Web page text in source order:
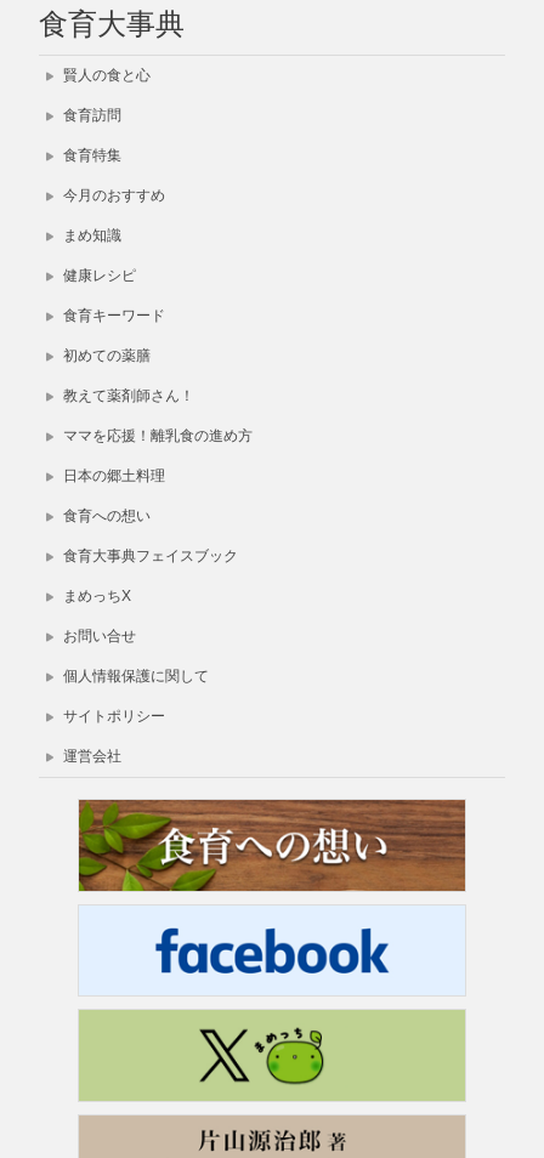
食育大事典
賢人の食と心
食育訪問
食育特集
今月のおすすめ
まめ知識
健康レシピ
食育キーワード
初めての薬膳
教えて薬剤師さん！
ママを応援！離乳食の進め方
日本の郷土料理
食育への想い
食育大事典フェイスブック
まめっちX
お問い合せ
個人情報保護に関して
サイトポリシー
運営会社